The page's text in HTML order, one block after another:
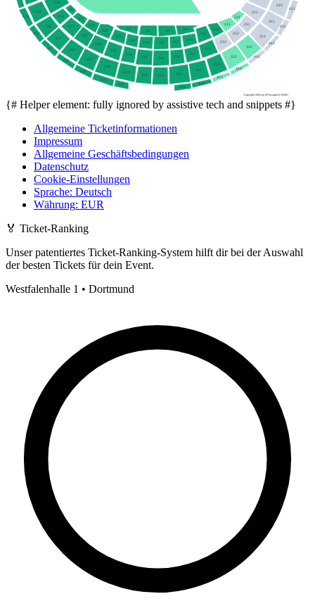
418
417
417
416
416
415
415
414
414
413
413
412
412
411
411
318
318
317
317
316
316
315
315 314 314
313
313
312
312
311
311
310
218
218
217
217
216
216
215
215 214 214
213
213
212
212
211
211
117
117
116
116
115
115
114 114 113
113
112
112
111
111
15
15 14 14
Copyright 2026 by ePassage24 GmbH
{# Helper element: fully ignored by assistive tech and snippets #}
Allgemeine Ticketinformationen
Impressum
Allgemeine Geschäftsbedingungen
Datenschutz
Cookie-Einstellungen
Sprache: Deutsch
Währung: EUR
🏅 Ticket-Ranking
Unser patentiertes Ticket-Ranking-System hilft dir bei der Auswahl
der besten Tickets für dein Event.
Westfalenhalle 1 • Dortmund